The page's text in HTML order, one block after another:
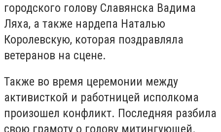
городского голову Славянска Вадима
Ляха, а также нардепа Наталью
Королевскую, которая поздравляла
ветеранов на сцене.
Также во время церемонии между
активисткой и работницей исполкома
произошел конфликт. Последняя разбила
свою грамоту о голову митингующей.